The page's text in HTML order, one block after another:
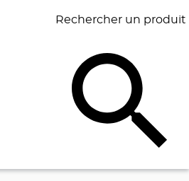
Rechercher un produit
BAGAGERIE BUREAU